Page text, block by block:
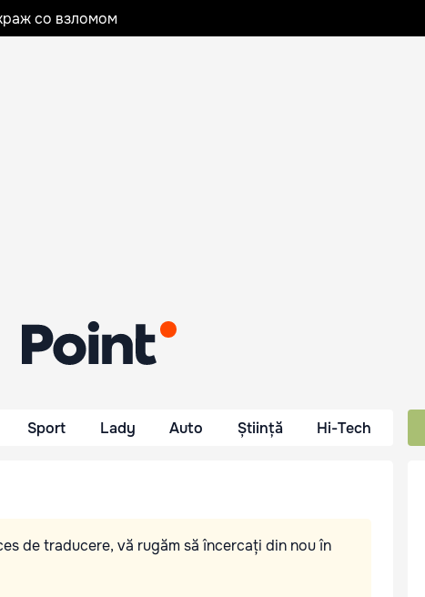
со взломом
Sport Lady Auto Știință Hi-Tech
de traducere, vă rugăm să încercați din nou în